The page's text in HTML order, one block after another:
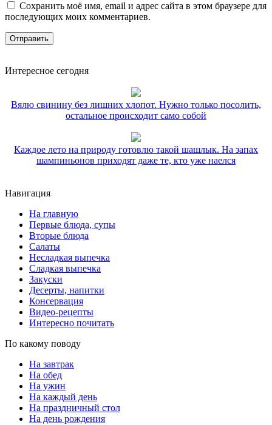
Сохранить моё имя, email и адрес сайта в этом браузере для
последующих моих комментариев.
Интересное сегодня
Вялю свинину без лишних хлопот. Нужно только посолить,
остальное происходит само собой
Каждое лето на природу готовлю такой шашлык. На запах
шампиньонов приходят даже те, кто уже наелся
Навигация
На главную
Первые блюда, супы
Вторые блюда
Салаты
Несладкая выпечка
Сладкая выпечка
Закуски
Десерты, напитки
Консервация
Видео-рецепты
Интересно почитать
По какому поводу
На завтрак
На обед
На ужин
На каждый день
На праздничный стол
На день рождения